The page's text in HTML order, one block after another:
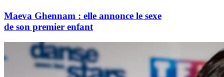
Maeva Ghennam : elle annonce le sexe
de son premier enfant